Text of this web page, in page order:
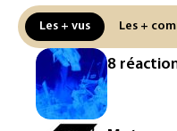
attendue en
L'Autriche bat
chaleur pour le
Inde : Meta
Les + vus Les +
8